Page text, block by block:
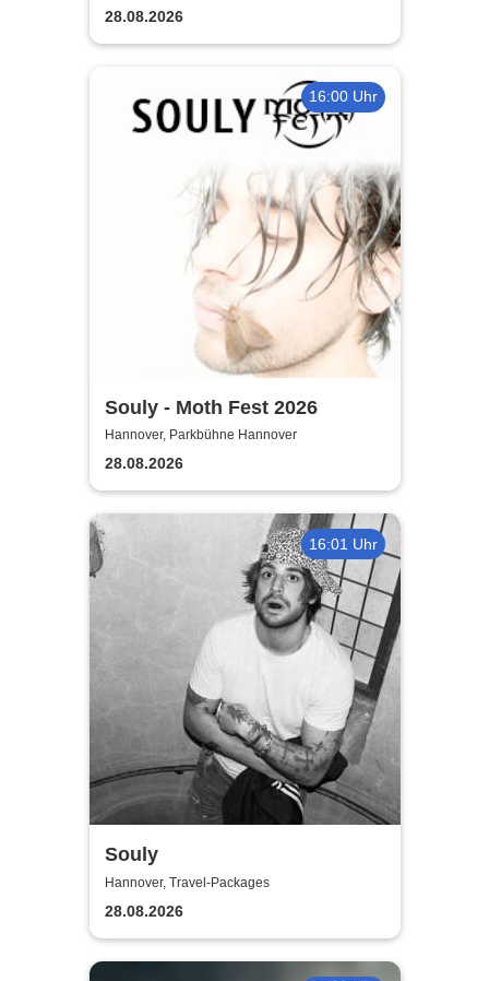
28.08.2026
16:00 Uhr
Souly - Moth Fest 2026
Hannover, Parkbühne Hannover
28.08.2026
16:01 Uhr
Souly
Hannover, Travel-Packages
28.08.2026